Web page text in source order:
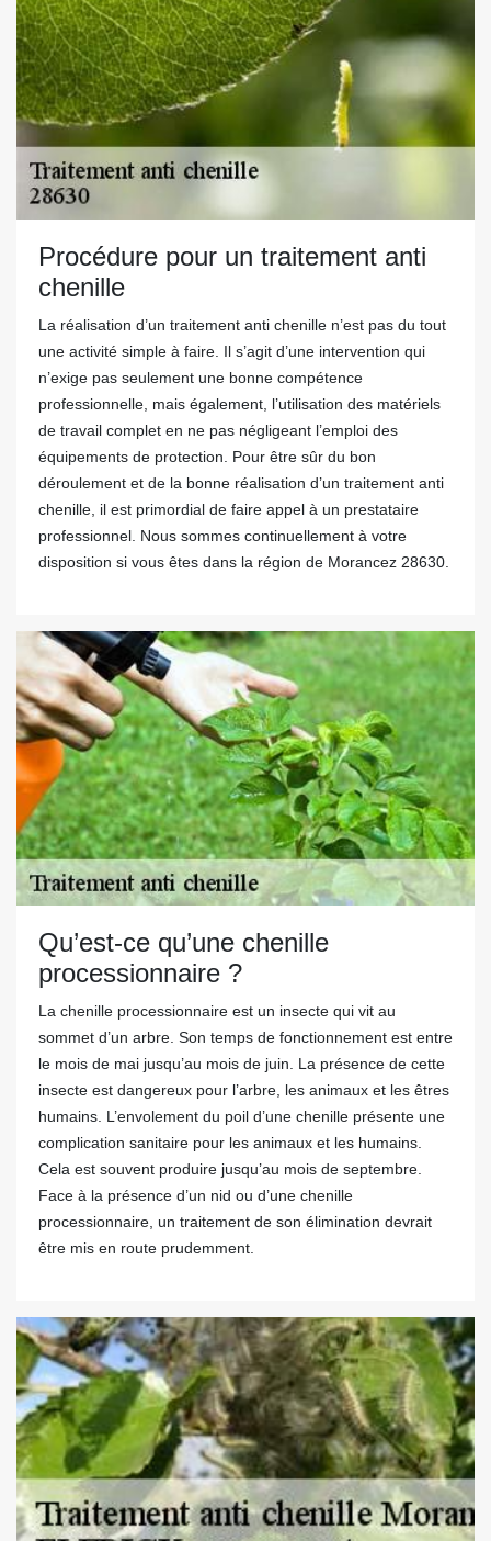
Procédure pour un traitement anti
chenille
La réalisation d’un traitement anti chenille n’est pas du tout
une activité simple à faire. Il s’agit d’une intervention qui
n’exige pas seulement une bonne compétence
professionnelle, mais également, l’utilisation des matériels
de travail complet en ne pas négligeant l’emploi des
équipements de protection. Pour être sûr du bon
déroulement et de la bonne réalisation d’un traitement anti
chenille, il est primordial de faire appel à un prestataire
professionnel. Nous sommes continuellement à votre
disposition si vous êtes dans la région de Morancez 28630.
Qu’est-ce qu’une chenille
processionnaire ?
La chenille processionnaire est un insecte qui vit au
sommet d’un arbre. Son temps de fonctionnement est entre
le mois de mai jusqu’au mois de juin. La présence de cette
insecte est dangereux pour l’arbre, les animaux et les êtres
humains. L’envolement du poil d’une chenille présente une
complication sanitaire pour les animaux et les humains.
Cela est souvent produire jusqu’au mois de septembre.
Face à la présence d’un nid ou d’une chenille
processionnaire, un traitement de son élimination devrait
être mis en route prudemment.